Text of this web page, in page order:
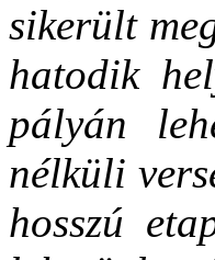
sikerült
hatodik
pályán
nélküli
hosszú